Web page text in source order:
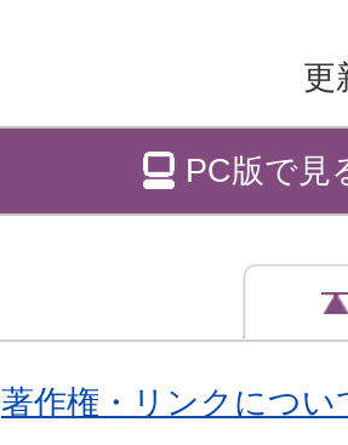
更
PC版で見
著作権・リンクについ